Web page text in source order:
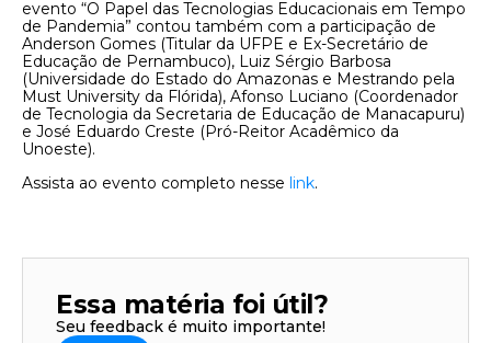
evento “O Papel das Tecnologias Educacionais em Tempo
de Pandemia” contou também com a participação de
Anderson Gomes (Titular da UFPE e Ex-Secretário de
Educação de Pernambuco), Luiz Sérgio Barbosa
(Universidade do Estado do Amazonas e Mestrando pela
Must University da Flórida), Afonso Luciano (Coordenador
de Tecnologia da Secretaria de Educação de Manacapuru)
e José Eduardo Creste (Pró-Reitor Acadêmico da
Unoeste).
Assista ao evento completo nesse link.
Essa matéria foi útil?
Seu feedback é muito importante!